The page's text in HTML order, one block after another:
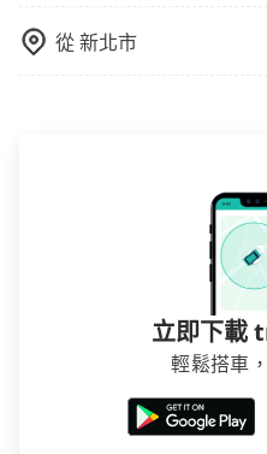
要從西螺去南屯，請儘早
從新北市
立即下載
輕鬆搭車